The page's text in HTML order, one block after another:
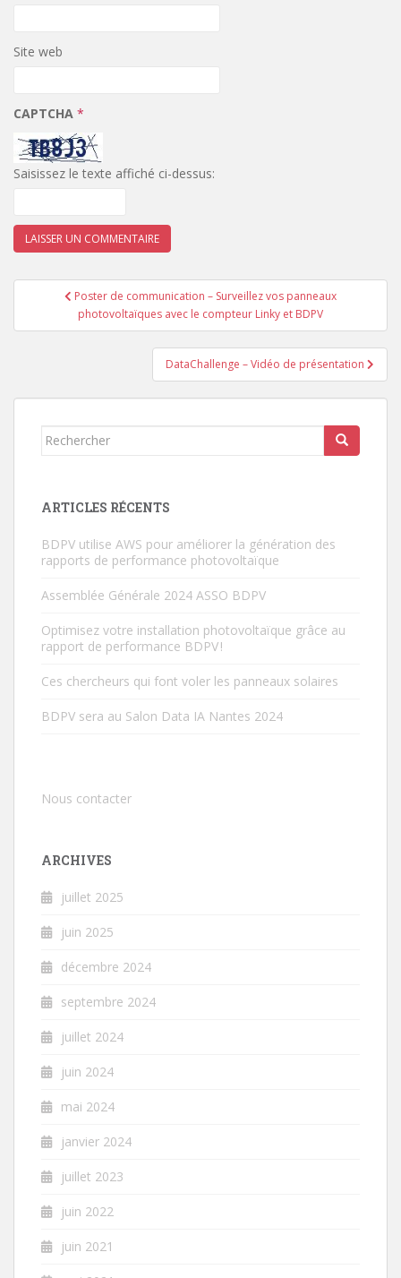
Site web
CAPTCHA *
Saisissez le texte affiché ci-dessus:
Navigation
l’article
Poster de communication – Surveillez vos panneaux
photovoltaïques avec le compteur Linky et BDPV
DataChallenge – Vidéo de présentation
Rechercher...
ARTICLES RÉCENTS
BDPV utilise AWS pour améliorer la génération des
rapports de performance photovoltaïque
Assemblée Générale 2024 ASSO BDPV
Optimisez votre installation photovoltaïque grâce au
rapport de performance BDPV !
Ces chercheurs qui font voler les panneaux solaires
BDPV sera au Salon Data IA Nantes 2024
Nous contacter
ARCHIVES
juillet 2025
juin 2025
décembre 2024
septembre 2024
juillet 2024
juin 2024
mai 2024
janvier 2024
juillet 2023
juin 2022
juin 2021